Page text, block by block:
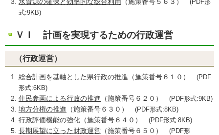
(PDF形
式:9KB)
ＶＩ 計画を実現するための行政運営
（行政運営）
総合計画を基軸とした県行政の推進 （施策番号６１０） (PDF
形式:6KB)
住民参画による行政の推進 （施策番号６２０） (PDF形式:9KB)
地方分権の推進 （施策番号６３０） (PDF形式:8KB)
行政評価機能の強化 （施策番号６４０） (PDF形式:8KB)
長期展望に立った財政運営 （施策番号６５０） (PDF形